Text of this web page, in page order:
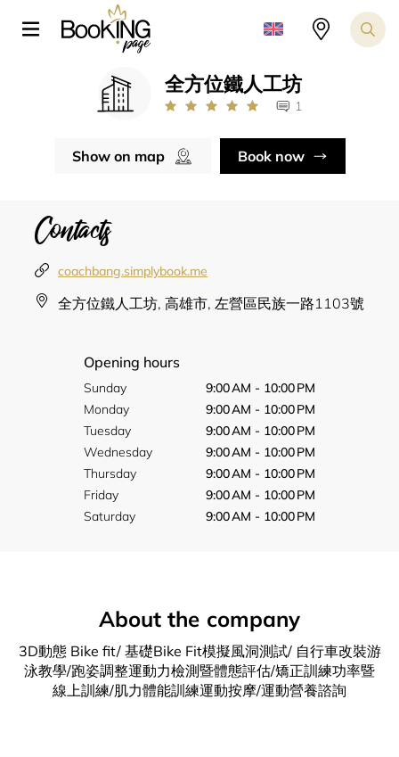
全方位鐵人工坊
1
Show on map Book now
Contacts
coachbang.simplybook.me
全方位鐵人工坊, 高雄市, 左營區民族一路1103號
Opening hours
Sunday
9:00 AM - 10:00 PM
Monday
9:00 AM - 10:00 PM
Tuesday
9:00 AM - 10:00 PM
Wednesday
9:00 AM - 10:00 PM
Thursday
9:00 AM - 10:00 PM
Friday
9:00 AM - 10:00 PM
Saturday
9:00 AM - 10:00 PM
About the company
3D動態 Bike fit/ 基礎Bike Fit模擬風洞測試/ 自行車改裝游
泳教學/跑姿調整運動力檢測暨體態評估/矯正訓練功率暨
線上訓練/肌力體能訓練運動按摩/運動營養諮詢